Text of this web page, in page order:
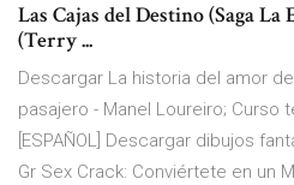
Las Cajas del Destino (Saga La
(Terry ...
Descargar La historia del amor
pasajero - Manel Loureiro; Curso
[ESPAÑOL] Descargar dibujos
Gr Sex Crack: Conviértete en un